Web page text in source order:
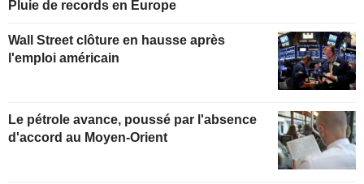
Pluie de records en Europe
Wall Street clôture en hausse après
l'emploi américain
Le pétrole avance, poussé par l'absence
d'accord au Moyen-Orient